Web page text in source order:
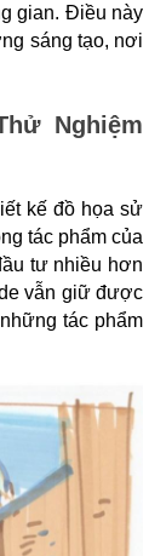
gian. Điều này
sáng tạo, nơi
Nghiệm
kế đồ họa sử
tác phẩm của
tư nhiều hơn
vẫn giữ được
tác phẩm